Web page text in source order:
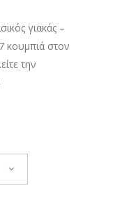
γιακάς –
κουμπιά στον
την